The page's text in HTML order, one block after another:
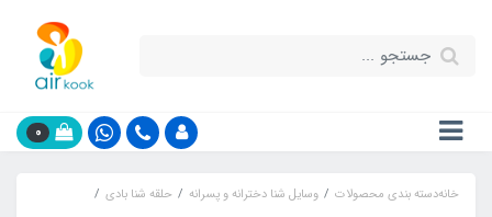
0
خانهدسته بندی محصولات وسایل شنا دخترانه و پسرانه
حلقه شنا بادی